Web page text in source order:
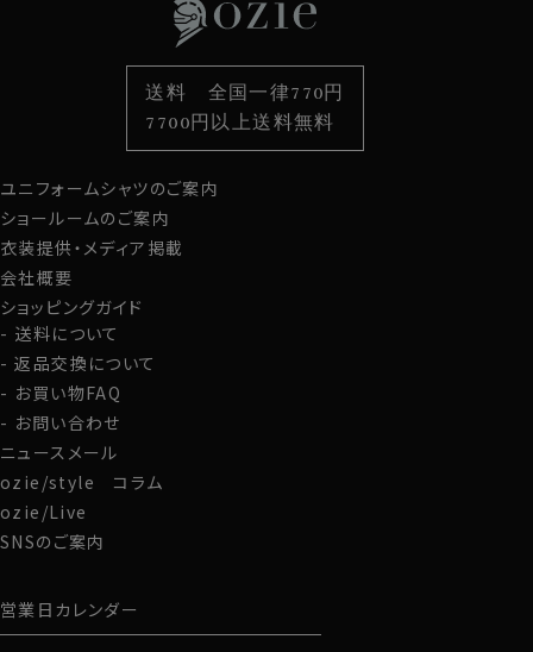
袖・カフス型から選ぶ
色から選ぶ
柄から選ぶ
スタイルから選ぶ
カジュアルシャツ
定番シャツ
カフスボタン
サスペンダー
財布・名刺入れ
バッグ
ストール・マフラー
グローブ
ユニフォームシャツのご案内
ショールームのご案内
衣装提供・メディア掲載
会社概要
ショッピングガイド
送料について
返品交換について
お買い物FAQ
お問い合わせ
ニュースメール
ozie/style コラム
ozie/Live
SNSのご案内
営業日カレンダー
送料 全国一律770円
7700円以上送料無料